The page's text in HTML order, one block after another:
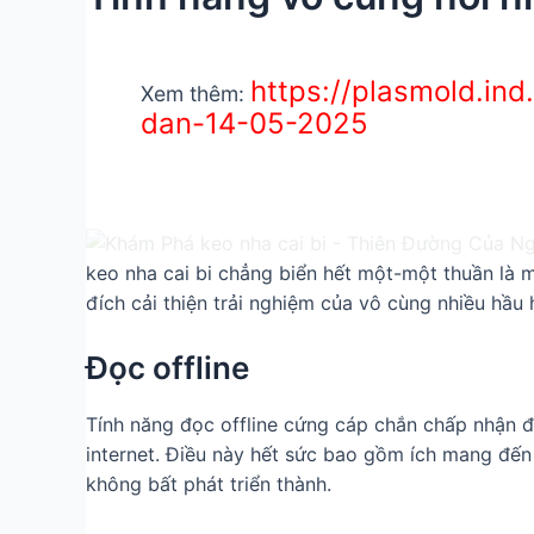
Xem thêm: https://
dan-14-05-2025
keo nha cai bi chẳng biển hết một-một thuần là
đích cải thiện trải nghiệm của vô cùng nhiều
Đọc offline
Tính năng đọc offline cứng cáp chắn chấp nhận
internet. Điều này hết sức bao gồm ích mang
không bất phát triển thành.